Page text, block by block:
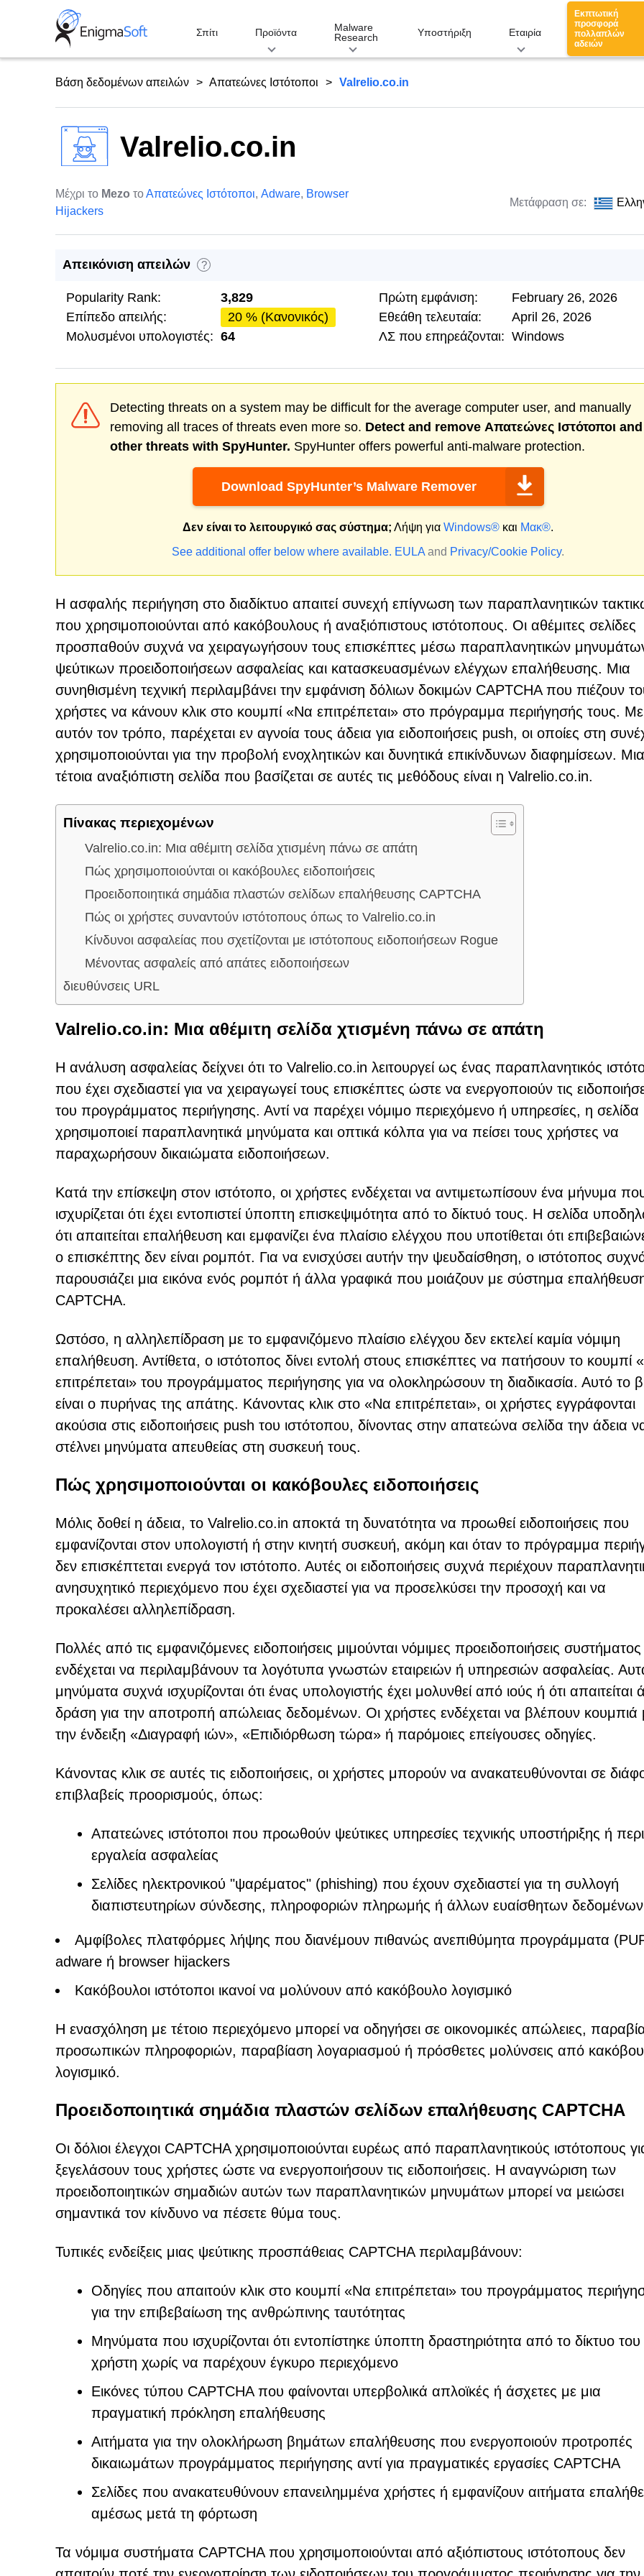
Σπίτι Προϊόντα
Malware
Research
Υποστήριξη Εταιρία
Εκπτωτική
προσφορά
πολλαπλών
αδειών
Βάση δεδομένων απειλών Απατεώνες Ιστότοποι Valrelio.co.in
Valrelio.co.in
Μέχρι το Mezo τοΑπατεώνες Ιστότοποι, Adware, Browser
Hijackers
Μετάφραση σε:
Απεικόνιση απειλών ?
Popularity Rank:
3,829
Επίπεδο απειλής:
20 % (Κανονικός)
Μολυσμένοι υπολογιστές: 64
Πρώτη εμφάνιση:
February 26, 2026
Εθεάθη τελευταία:
April 26, 2026
ΛΣ που επηρεάζονται: Windows
Detecting threats on a system may be difficult for the average computer user, and manually
removing all traces of threats even more so. Detect and remove Απατεώνες Ιστότοποι and
other threats with SpyHunter. SpyHunter offers powerful anti-malware protection.
Download SpyHunter’s Malware Remover
Δεν είναι το λειτουργικό σας σύστημα; Λήψη για Windows® και Μακ®.
See additional offer below where available. EULA and Privacy/Cookie Policy.
Η ασφαλής περιήγηση στο διαδίκτυο απαιτεί συνεχή επίγνωση των παραπλανητικών
που χρησιμοποιούνται από κακόβουλους ή αναξιόπιστους ιστότοπους. Οι αθέμιτες σελίδες
προσπαθούν συχνά να χειραγωγήσουν τους επισκέπτες μέσω παραπλανητικών
ψεύτικων προειδοποιήσεων ασφαλείας και κατασκευασμένων ελέγχων επαλήθευσης. Μια
συνηθισμένη τεχνική περιλαμβάνει την εμφάνιση δόλιων δοκιμών CAPTCHA που πιέζουν
χρήστες να κάνουν κλικ στο κουμπί «Να επιτρέπεται» στο πρόγραμμα περιήγησής τους. Με
αυτόν τον τρόπο, παρέχεται εν αγνοία τους άδεια για ειδοποιήσεις push, οι οποίες στη
χρησιμοποιούνται για την προβολή ενοχλητικών και δυνητικά επικίνδυνων διαφημίσεων. Μια
τέτοια αναξιόπιστη σελίδα που βασίζεται σε αυτές τις μεθόδους είναι η Valrelio.co.in.
Πίνακας περιεχομένων
Valrelio.co.in: Μια αθέμιτη σελίδα χτισμένη πάνω σε απάτη
Πώς χρησιμοποιούνται οι κακόβουλες ειδοποιήσεις
Προειδοποιητικά σημάδια πλαστών σελίδων επαλήθευσης CAPTCHA
Πώς οι χρήστες συναντούν ιστότοπους όπως το Valrelio.co.in
Κίνδυνοι ασφαλείας που σχετίζονται με ιστότοπους ειδοποιήσεων Rogue
Μένοντας ασφαλείς από απάτες ειδοποιήσεων
διευθύνσεις URL
Valrelio.co.in: Μια αθέμιτη σελίδα χτισμένη πάνω σε απάτη
Η ανάλυση ασφαλείας δείχνει ότι το Valrelio.co.in λειτουργεί ως ένας παραπλανητικός
που έχει σχεδιαστεί για να χειραγωγεί τους επισκέπτες ώστε να ενεργοποιούν τις
του προγράμματος περιήγησης. Αντί να παρέχει νόμιμο περιεχόμενο ή υπηρεσίες, η σελίδα
χρησιμοποιεί παραπλανητικά μηνύματα και οπτικά κόλπα για να πείσει τους χρήστες να
παραχωρήσουν δικαιώματα ειδοποιήσεων.
Κατά την επίσκεψη στον ιστότοπο, οι χρήστες ενδέχεται να αντιμετωπίσουν ένα μήνυμα
ισχυρίζεται ότι έχει εντοπιστεί ύποπτη επισκεψιμότητα από το δίκτυό τους. Η σελίδα
ότι απαιτείται επαλήθευση και εμφανίζει ένα πλαίσιο ελέγχου που υποτίθεται ότι
ο επισκέπτης δεν είναι ρομπότ. Για να ενισχύσει αυτήν την ψευδαίσθηση, ο ιστότοπος
παρουσιάζει μια εικόνα ενός ρομπότ ή άλλα γραφικά που μοιάζουν με σύστημα
CAPTCHA.
Ωστόσο, η αλληλεπίδραση με το εμφανιζόμενο πλαίσιο ελέγχου δεν εκτελεί καμία νόμιμη
επαλήθευση. Αντίθετα, ο ιστότοπος δίνει εντολή στους επισκέπτες να πατήσουν το κουμπί
επιτρέπεται» του προγράμματος περιήγησης για να ολοκληρώσουν τη διαδικασία. Αυτό το
είναι ο πυρήνας της απάτης. Κάνοντας κλικ στο «Να επιτρέπεται», οι χρήστες εγγράφονται
ακούσια στις ειδοποιήσεις push του ιστότοπου, δίνοντας στην απατεώνα σελίδα την άδεια
στέλνει μηνύματα απευθείας στη συσκευή τους.
Πώς χρησιμοποιούνται οι κακόβουλες ειδοποιήσεις
Μόλις δοθεί η άδεια, το Valrelio.co.in αποκτά τη δυνατότητα να προωθεί ειδοποιήσεις που
εμφανίζονται στον υπολογιστή ή στην κινητή συσκευή, ακόμη και όταν το πρόγραμμα
δεν επισκέπτεται ενεργά τον ιστότοπο. Αυτές οι ειδοποιήσεις συχνά περιέχουν
ανησυχητικό περιεχόμενο που έχει σχεδιαστεί για να προσελκύσει την προσοχή και να
προκαλέσει αλληλεπίδραση.
Πολλές από τις εμφανιζόμενες ειδοποιήσεις μιμούνται νόμιμες προειδοποιήσεις συστήματος
ενδέχεται να περιλαμβάνουν τα λογότυπα γνωστών εταιρειών ή υπηρεσιών ασφαλείας.
μηνύματα συχνά ισχυρίζονται ότι ένας υπολογιστής έχει μολυνθεί από ιούς ή ότι απαιτείται
δράση για την αποτροπή απώλειας δεδομένων. Οι χρήστες ενδέχεται να βλέπουν κουμπιά
την ένδειξη «Διαγραφή ιών», «Επιδιόρθωση τώρα» ή παρόμοιες επείγουσες οδηγίες.
Κάνοντας κλικ σε αυτές τις ειδοποιήσεις, οι χρήστες μπορούν να ανακατευθύνονται σε
επιβλαβείς προορισμούς, όπως:
Απατεώνες ιστότοποι που προωθούν ψεύτικες υπηρεσίες τεχνικής υποστήριξης ή
εργαλεία ασφαλείας
Σελίδες ηλεκτρονικού "ψαρέματος" (phishing) που έχουν σχεδιαστεί για τη συλλογή
διαπιστευτηρίων σύνδεσης, πληροφοριών πληρωμής ή άλλων ευαίσθητων δεδομένων
Αμφίβολες πλατφόρμες λήψης που διανέμουν πιθανώς ανεπιθύμητα προγράμματα
adware ή browser hijackers
Κακόβουλοι ιστότοποι ικανοί να μολύνουν από κακόβουλο λογισμικό
Η ενασχόληση με τέτοιο περιεχόμενο μπορεί να οδηγήσει σε οικονομικές απώλειες,
προσωπικών πληροφοριών, παραβίαση λογαριασμού ή πρόσθετες μολύνσεις από
λογισμικό.
Προειδοποιητικά σημάδια πλαστών σελίδων επαλήθευσης CAPTCHA
Οι δόλιοι έλεγχοι CAPTCHA χρησιμοποιούνται ευρέως από παραπλανητικούς ιστότοπους
ξεγελάσουν τους χρήστες ώστε να ενεργοποιήσουν τις ειδοποιήσεις. Η αναγνώριση των
προειδοποιητικών σημαδιών αυτών των παραπλανητικών μηνυμάτων μπορεί να μειώσει
σημαντικά τον κίνδυνο να πέσετε θύμα τους.
Τυπικές ενδείξεις μιας ψεύτικης προσπάθειας CAPTCHA περιλαμβάνουν:
Οδηγίες που απαιτούν κλικ στο κουμπί «Να επιτρέπεται» του προγράμματος
για την επιβεβαίωση της ανθρώπινης ταυτότητας
Μηνύματα που ισχυρίζονται ότι εντοπίστηκε ύποπτη δραστηριότητα από το δίκτυο του
χρήστη χωρίς να παρέχουν έγκυρο περιεχόμενο
Εικόνες τύπου CAPTCHA που φαίνονται υπερβολικά απλοϊκές ή άσχετες με μια
πραγματική πρόκληση επαλήθευσης
Αιτήματα για την ολοκλήρωση βημάτων επαλήθευσης που ενεργοποιούν προτροπές
δικαιωμάτων προγράμματος περιήγησης αντί για πραγματικές εργασίες CAPTCHA
Σελίδες που ανακατευθύνουν επανειλημμένα χρήστες ή εμφανίζουν αιτήματα
αμέσως μετά τη φόρτωση
Τα νόμιμα συστήματα CAPTCHA που χρησιμοποιούνται από αξιόπιστους ιστότοπους δεν